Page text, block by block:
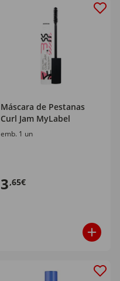
Máscara de Pestanas
Curl Jam MyLabel
emb. 1 un
3,65€